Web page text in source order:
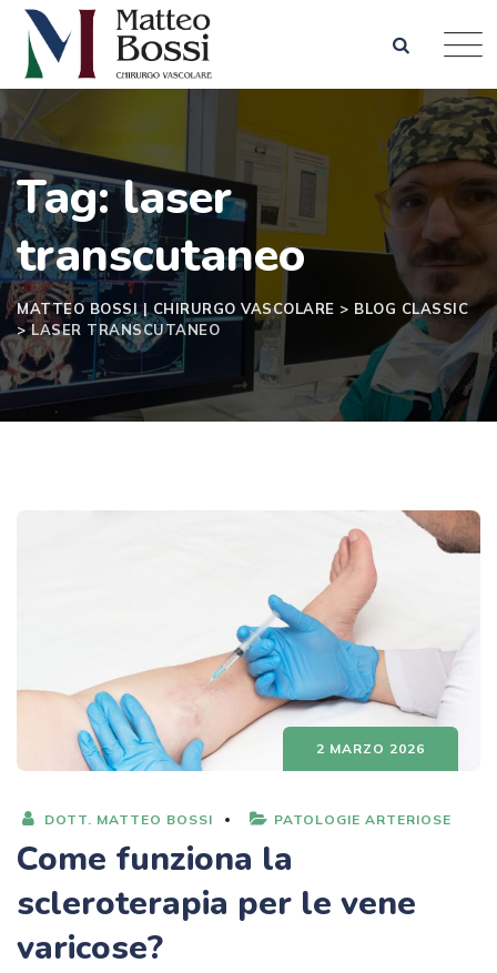
Skip
content
Tag: laser
transcutaneo
MATTEO BOSSI | CHIRURGO VASCOLARE > BLOG CLASSIC
>LASER TRANSCUTANEO
2 MARZO 2026
DOTT. MATTEO BOSSI PATOLOGIE ARTERIOSE
Come funziona la
scleroterapia per le vene
varicose?